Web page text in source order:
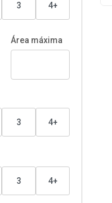
3 4+
Área máxima
3 4+
3 4+